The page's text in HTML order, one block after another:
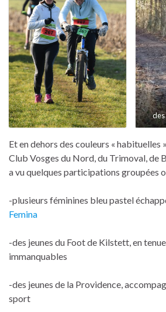
des
Et en dehors des couleurs « habituelles
Club Vosges du Nord, du Trimoval, de
a vu quelques participations groupées
-plusieurs féminines bleu pastel
Femina
-des jeunes du Foot de Kilstett, en
immanquables
-des jeunes de la Providence,
sport